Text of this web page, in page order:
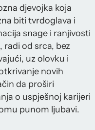
djevojka koja
biti tvrdoglava i
snage i ranjivosti
radi od srca, bez
uz olovku i
novih
da proširi
o uspješnoj karijeri
punom ljubavi.